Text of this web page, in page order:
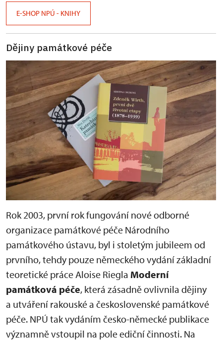
E-SHOP NPÚ - KNIHY
Dějiny památkové péče
Rok 2003, první rok fungování nové odborné
organizace památkové péče Národního
památkového ústavu, byl i stoletým jubileem od
prvního, tehdy pouze německého vydání základní
teoretické práce Aloise Riegla Moderní
památková péče, která zásadně ovlivnila dějiny
a utváření rakouské a československé památkové
péče. NPÚ tak vydáním česko-německé publikace
významně vstoupil na pole ediční činnosti. Na